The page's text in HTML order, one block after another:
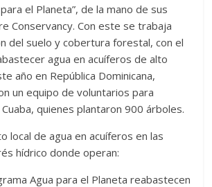
el Planeta”, de la mano de sus
Conservancy. Con este se trabaja
del suelo y cobertura forestal, con el
agua en acuíferos de alto
año en República Dominicana,
un equipo de voluntarios para
quienes plantaron 900 árboles.
local de agua en acuíferos en las
hídrico donde operan:
Agua para el Planeta reabastecen